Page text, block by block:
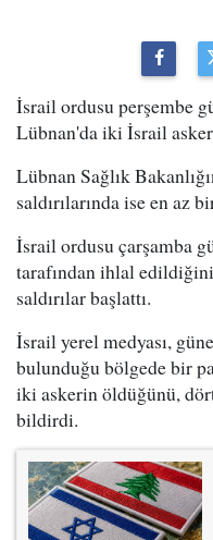
İsrail ordusu perşembe
Lübnan'da iki İsrail
Lübnan Sağlık
saldırılarında ise en az
İsrail ordusu çarşamba
tarafından ihlal
saldırılar başlattı.
İsrail yerel medyası,
bulunduğu bölgede bir
iki askerin öldüğünü,
bildirdi.